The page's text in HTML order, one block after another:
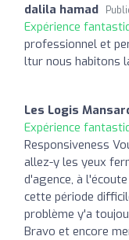
dalila hamad
Expérience
professionnel et
ltur nous habitons
Les Logis
Expérience
Responsiveness
allez-y les yeux
d'agence, à
cette période
problème y'a
Bravo et encore